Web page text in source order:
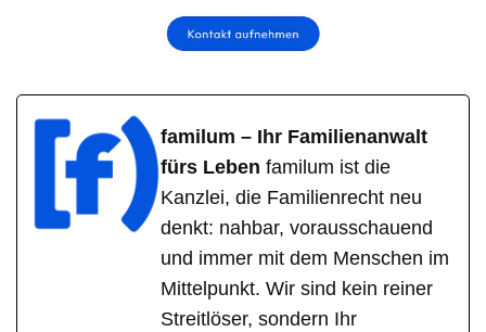
familum – Ihr Familienanwalt
fürs Leben familum ist die
Kanzlei, die Familienrecht neu
denkt: nahbar, vorausschauend
und immer mit dem Menschen im
Mittelpunkt. Wir sind kein reiner
Streitlöser, sondern Ihr